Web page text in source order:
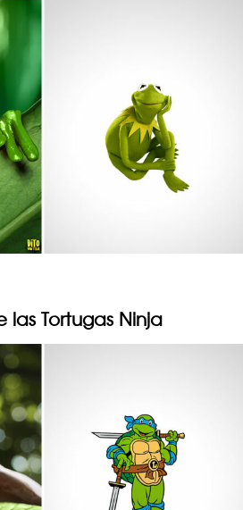
las Tortugas Ninja